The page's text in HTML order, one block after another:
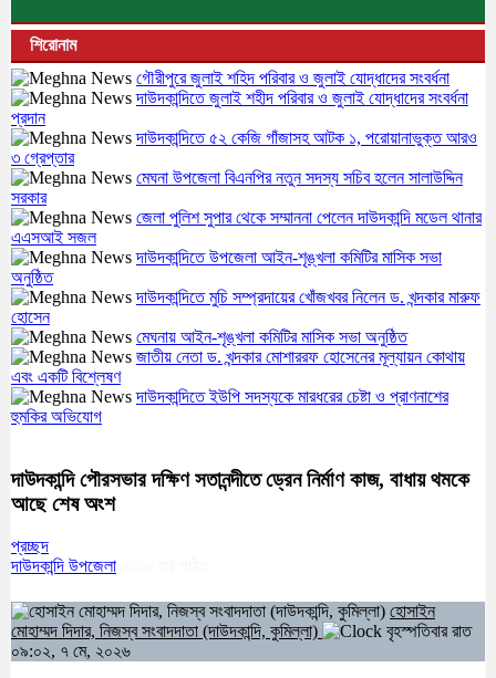
শিরোনাম
গৌরীপুরে জুলাই শহিদ পরিবার ও জুলাই যোদ্ধাদের সংবর্ধনা
দাউদকান্দিতে জুলাই শহীদ পরিবার ও জুলাই যোদ্ধাদের সংবর্ধনা
প্রদান
দাউদকান্দিতে ৫২ কেজি গাঁজাসহ আটক ১, পরোয়ানাভুক্ত আরও
৩ গ্রেপ্তার
মেঘনা উপজেলা বিএনপির নতুন সদস্য সচিব হলেন সালাউদ্দিন
সরকার
জেলা পুলিশ সুপার থেকে সম্মাননা পেলেন দাউদকান্দি মডেল থানার
এএসআই সজল
দাউদকান্দিতে উপজেলা আইন-শৃঙ্খলা কমিটির মাসিক সভা
অনুষ্ঠিত
দাউদকান্দিতে মুচি সম্প্রদায়ের খোঁজখবর নিলেন ড. খন্দকার মারুফ
হোসেন
মেঘনায় আইন-শৃঙ্খলা কমিটির মাসিক সভা অনুষ্ঠিত
জাতীয় নেতা ড. খন্দকার মোশাররফ হোসেনের মূল্যায়ন কোথায়
এবং একটি বিশ্লেষণ
দাউদকান্দিতে ইউপি সদস্যকে মারধরের চেষ্টা ও প্রাণনাশের
হুমকির অভিযোগ
দাউদকান্দি পৌরসভার দক্ষিণ সতানন্দীতে ড্রেন নির্মাণ কাজ, বাধায় থমকে
আছে শেষ অংশ
প্রচ্ছদ
দাউদকান্দি উপজেলা
হোসাইন
মোহাম্মদ দিদার, নিজস্ব সংবাদদাতা (দাউদকান্দি, কুমিল্লা)
বৃহস্পতিবার রাত
০৯:০২, ৭ মে, ২০২৬